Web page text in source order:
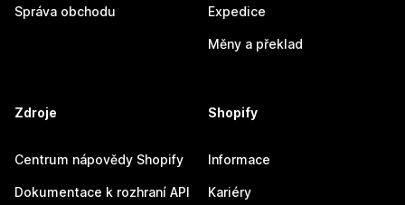
Správa obchodu Expedice
Měny a překlad
Zdroje
Centrum nápovědy Shopify
Dokumentace k rozhraní API
Shopify
Informace
Kariéry